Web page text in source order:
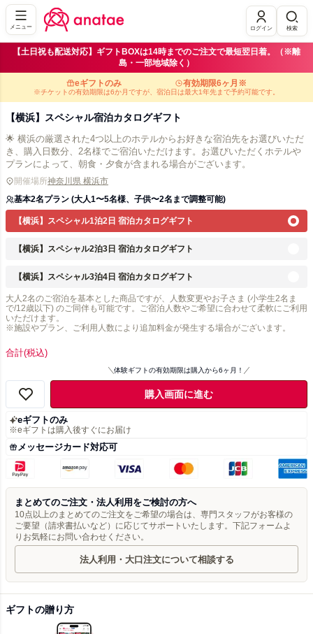
メニュー ログイン 検索
【土日祝も配送対応】ギフトBOXは14時までのご注文で最短翌日着。（※離
島・一部地域除く）
eギフトのみ 有効期限6ヶ月※
※チケットの有効期限は6か月ですが、宿泊日は最大1年先まで予約可能です。
【横浜】スペシャル宿泊カタログギフト
🌟 横浜の厳選された4つ以上のホテルからお好きな宿泊先をお選びいただ
き、購入日数分、2名様でご宿泊いただけます。お選びいただくホテルや
プランによって、朝食・夕食が含まれる場合がございます。
開催場所神奈川県 横浜市
基本2名プラン (大人1〜5名様、子供〜2名まで調整可能)
【横浜】スペシャル1泊2日 宿泊カタログギフト
【横浜】スペシャル2泊3日 宿泊カタログギフト
【横浜】スペシャル3泊4日 宿泊カタログギフト
大人2名のご宿泊を基本とした商品ですが、人数変更やお子さま (小学生2名ま
で/12歳以下) のご同伴も可能です。ご宿泊人数やご希望に合わせて柔軟にご利用
いただけます。
※施設やプラン、ご利用人数により追加料金が発生する場合がございます。
合計(税込)
体験ギフトの有効期限は購入から6ヶ月！
購入画面に進む
eギフトのみ
※eギフトは購入後すぐにお届け
メッセージカード対応可
まとめてのご注文・法人利用をご検討の方へ
10点以上のまとめてのご注文をご希望の場合は、専門スタッフがお客様の
ご要望（請求書払いなど）に応じてサポートいたします。下記フォームよ
りお気軽にお問い合わせください。
法人利用・大口注文について相談する
ギフトの贈り方